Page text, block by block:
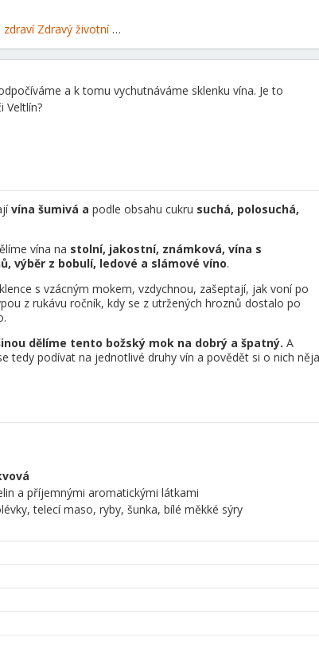
zdraví Zdravý životní styl
a k tomu vychutnáváme sklenku vína. Je to
Veltlín?
vína šumivá a podle obsahu cukru suchá, polosuchá,
vína na stolní, jakostní, známková, vína s
výběr z bobulí, ledové a slámové víno.
s vzácným mokem, vzdychnou, zašeptají, jak voní po
z rukávu ročník, kdy se z utržených hroznů dostalo po
dělíme tento božský mok na dobrý a špatný. A
tedy podívat na jednotlivé druhy vín a povědět si o nich
a příjemnými aromatickými látkami
telecí maso, ryby, šunka, bílé měkké sýry